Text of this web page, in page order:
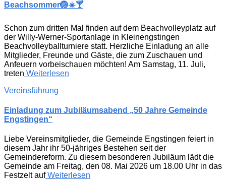
Beachsommer🏐☀️🍸
Schon zum dritten Mal finden auf dem Beachvolleyplatz auf
der Willy-Werner-Sportanlage in Kleinengstingen
Beachvolleyballturniere statt. Herzliche Einladung an alle
Mitglieder, Freunde und Gäste, die zum Zuschauen und
Anfeuern vorbeischauen möchten! Am Samstag, 11. Juli,
treten Weiterlesen
Vereinsführung
Einladung zum Jubiläumsabend „50 Jahre Gemeinde
Engstingen“
Liebe Vereinsmitglieder, die Gemeinde Engstingen feiert in
diesem Jahr ihr 50-jähriges Bestehen seit der
Gemeindereform. Zu diesem besonderen Jubiläum lädt die
Gemeinde am Freitag, den 08. Mai 2026 um 18.00 Uhr in das
Festzelt aufWeiterlesen